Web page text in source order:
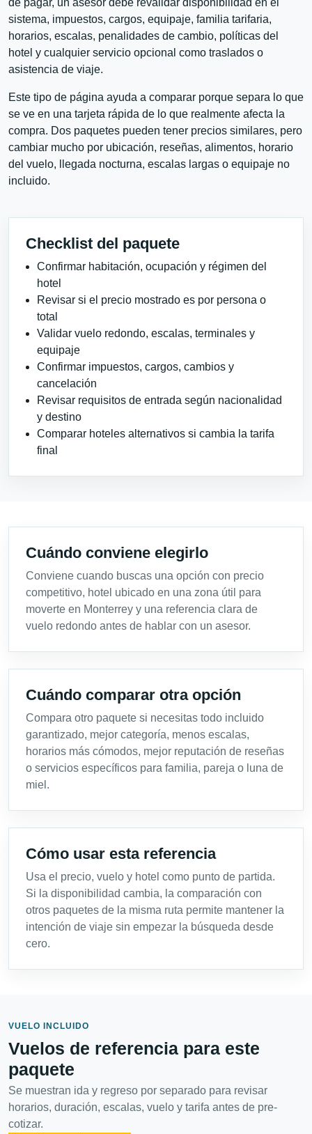
de pagar, un asesor debe revalidar disponibilidad en el
sistema, impuestos, cargos, equipaje, familia tarifaria,
horarios, escalas, penalidades de cambio, políticas del
hotel y cualquier servicio opcional como traslados o
asistencia de viaje.
Este tipo de página ayuda a comparar porque separa lo que
se ve en una tarjeta rápida de lo que realmente afecta la
compra. Dos paquetes pueden tener precios similares, pero
cambiar mucho por ubicación, reseñas, alimentos, horario
del vuelo, llegada nocturna, escalas largas o equipaje no
incluido.
Checklist del paquete
Confirmar habitación, ocupación y régimen del
hotel
Revisar si el precio mostrado es por persona o
total
Validar vuelo redondo, escalas, terminales y
equipaje
Confirmar impuestos, cargos, cambios y
cancelación
Revisar requisitos de entrada según nacionalidad
y destino
Comparar hoteles alternativos si cambia la tarifa
final
Cuándo conviene elegirlo
Conviene cuando buscas una opción con precio
competitivo, hotel ubicado en una zona útil para
moverte en Monterrey y una referencia clara de
vuelo redondo antes de hablar con un asesor.
Cuándo comparar otra opción
Compara otro paquete si necesitas todo incluido
garantizado, mejor categoría, menos escalas,
horarios más cómodos, mejor reputación de reseñas
o servicios específicos para familia, pareja o luna de
miel.
Cómo usar esta referencia
Usa el precio, vuelo y hotel como punto de partida.
Si la disponibilidad cambia, la comparación con
otros paquetes de la misma ruta permite mantener la
intención de viaje sin empezar la búsqueda desde
cero.
VUELO INCLUIDO
Vuelos de referencia para este
paquete
Se muestran ida y regreso por separado para revisar
horarios, duración, escalas, vuelo y tarifa antes de pre-
cotizar.